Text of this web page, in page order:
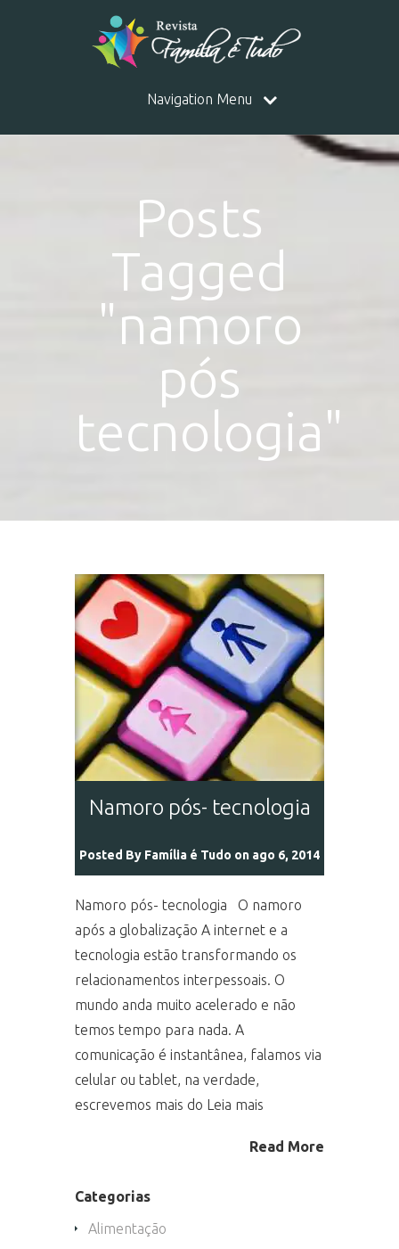
Navigation Menu
Posts
Tagged
"namoro
pós
tecnologia"
Namoro pós- tecnologia
Posted By Família é Tudo on ago 6, 2014
Namoro pós- tecnologia O namoro
após a globalização A internet e a
tecnologia estão transformando os
relacionamentos interpessoais. O
mundo anda muito acelerado e não
temos tempo para nada. A
comunicação é instantânea, falamos via
celular ou tablet, na verdade,
escrevemos mais do Leia mais
Read More
Categorias
Alimentação